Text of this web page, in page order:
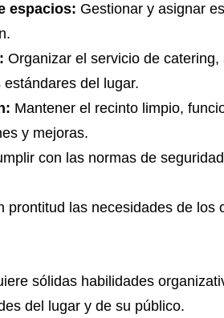
espacios: Gestionar y asignar
Organizar el servicio de
del lugar.
Mantener el recinto limpio,
y mejoras.
con las normas de
prontitud las necesidades de los
sólidas habilidades
del lugar y de su público.